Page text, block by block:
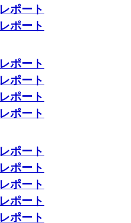
レポート
レポート
レポート
レポート
レポート
レポート
レポート
レポート
レポート
レポート
レポート